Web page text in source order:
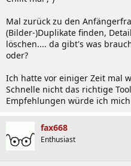
Mal zurück zu den
(Bilder-)Duplikate finden,
löschen.... da gibt's was
oder?
Ich hatte vor einiger Zeit mal
Schnelle nicht das richtige
Empfehlungen würde ich
fax668
Enthusiast